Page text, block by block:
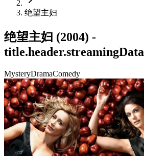
绝望主妇
绝望主妇 (2004) -
title.header.streamingData
MysteryDramaComedy